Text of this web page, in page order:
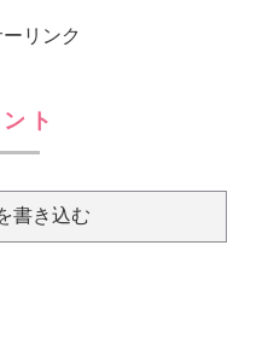
る...
リンク
ト
書き込む